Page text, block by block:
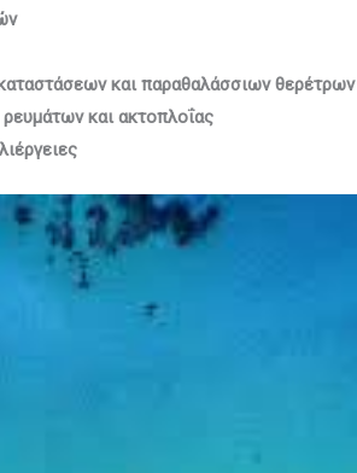
και παραθαλάσσιων θερέτρων
και ακτοπλοΐας